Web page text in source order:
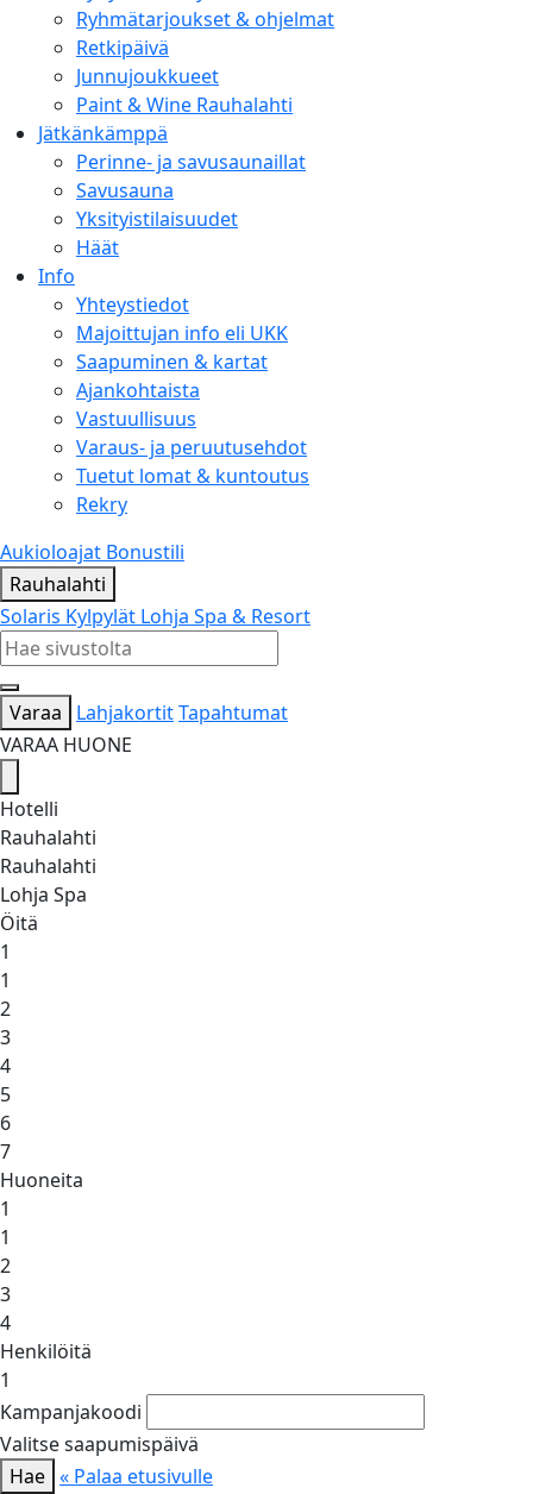
Ryhmätarjoukset & ohjelmat
Retkipäivä
Junnujoukkueet
Paint & Wine Rauhalahti
Jätkänkämppä
Perinne- ja savusaunaillat
Savusauna
Yksityistilaisuudet
Häät
Info
Yhteystiedot
Majoittujan info eli UKK
Saapuminen & kartat
Ajankohtaista
Vastuullisuus
Varaus- ja peruutusehdot
Tuetut lomat & kuntoutus
Rekry
Aukioloajat Bonustili
Rauhalahti
Solaris Kylpylät Lohja Spa & Resort
Varaa LahjakortitTapahtumat
VARAA HUONE
Hotelli
Rauhalahti
Rauhalahti
Lohja Spa
Öitä
1
1
2
3
4
5
6
7
Huoneita
1
1
2
3
4
Henkilöitä
1
Kampanjakoodi
Valitse saapumispäivä
Hae « Palaa etusivulle